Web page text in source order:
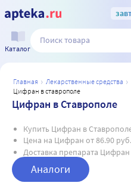
Каталог
главная лекарственные средства
цифран в ставрополе
Цифран в Ставрополе
Купить Цифран в
Цена на Цифран от 86.90
Доставка препарата Цифран
Аналоги